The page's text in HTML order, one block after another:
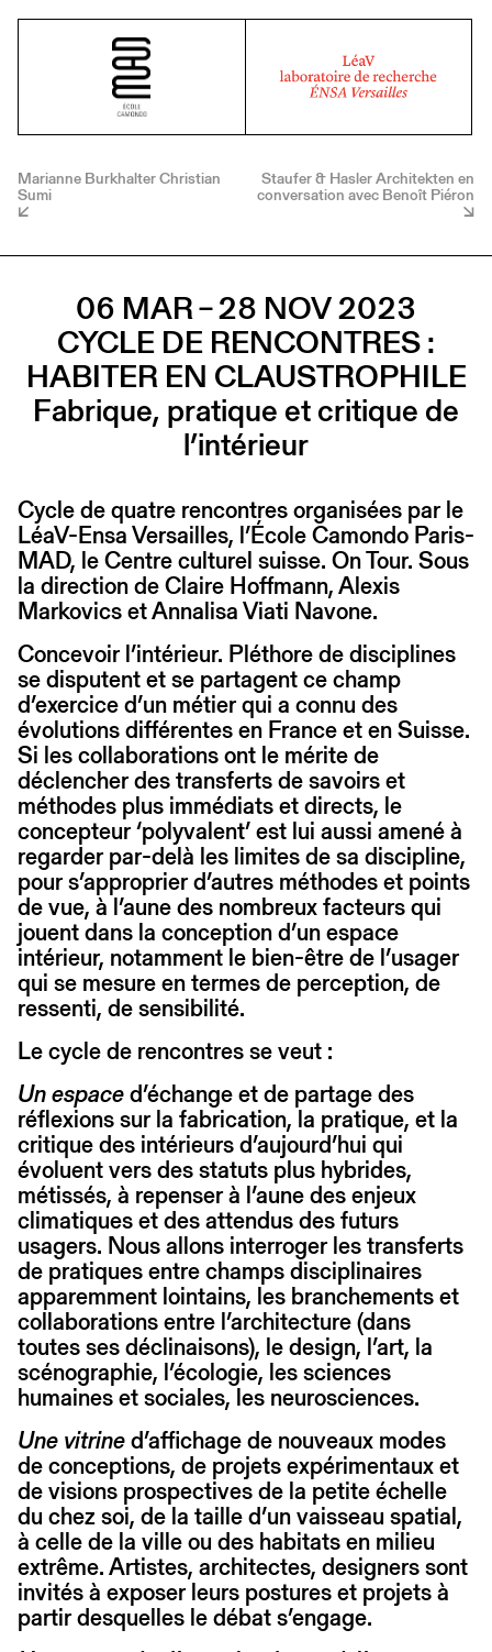
Marianne Burkhalter Christian
Sumi
Staufer & Hasler Architekten en
conversation avec Benoît Piéron
06 MAR – 28 NOV 2023
CYCLE DE RENCONTRES :
HABITER EN CLAUSTROPHILE
Fabrique, pratique et critique de
l’intérieur
Cycle de quatre rencontres organisées par le
LéaV-Ensa Versailles, l’École Camondo Paris-
MAD, le Centre culturel suisse. On Tour. Sous
la direction de Claire Hoffmann, Alexis
Markovics et Annalisa Viati Navone.
Concevoir l’intérieur. Pléthore de disciplines
se disputent et se partagent ce champ
d’exercice d’un métier qui a connu des
évolutions différentes en France et en Suisse.
Si les collaborations ont le mérite de
déclencher des transferts de savoirs et
méthodes plus immédiats et directs, le
concepteur ‘polyvalent’ est lui aussi amené à
regarder par-delà les limites de sa discipline,
pour s’approprier d’autres méthodes et points
de vue, à l’aune des nombreux facteurs qui
jouent dans la conception d’un espace
intérieur, notamment le bien-être de l’usager
qui se mesure en termes de perception, de
ressenti, de sensibilité.
Le cycle de rencontres se veut :
Un espaced’échange et de partage des
réflexions sur la fabrication, la pratique, et la
critique des intérieurs d’aujourd’hui qui
évoluent vers des statuts plus hybrides,
métissés, à repenser à l’aune des enjeux
climatiques et des attendus des futurs
usagers. Nous allons interroger les transferts
de pratiques entre champs disciplinaires
apparemment lointains, les branchements et
collaborations entre l’architecture (dans
toutes ses déclinaisons), le design, l’art, la
scénographie, l’écologie, les sciences
humaines et sociales, les neurosciences.
Une vitrined’affichage de nouveaux modes
de conceptions, de projets expérimentaux et
de visions prospectives de la petite échelle
du chez soi, de la taille d’un vaisseau spatial,
à celle de la ville ou des habitats en milieu
extrême. Artistes, architectes, designers sont
invités à exposer leurs postures et projets à
partir desquelles le débat s’engage.